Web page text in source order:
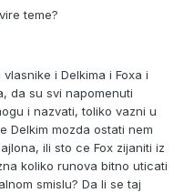
teme?
i Delkima i Foxa i
da su svi napomenuti
i nazvati, toliko vazni u
Delkim mozda ostati nem
ili sto ce Fox zijaniti iz
koliko runova bitno uticati
smislu? Da li se taj